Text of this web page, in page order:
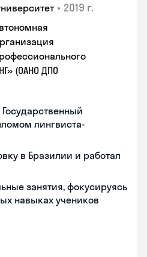
• 2019 г.
(ОАНО ДПО
лингвиста-
в Бразилии и работал
занятия, фокусируясь
навыках учеников